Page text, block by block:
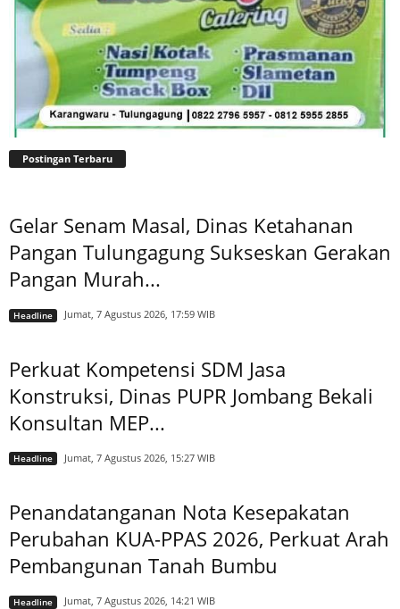
Postingan Terbaru
Gelar Senam Masal, Dinas Ketahanan
Pangan Tulungagung Sukseskan Gerakan
Pangan Murah...
Headline Jumat, 7 Agustus 2026, 17:59 WIB
Perkuat Kompetensi SDM Jasa
Konstruksi, Dinas PUPR Jombang Bekali
Konsultan MEP...
Headline Jumat, 7 Agustus 2026, 15:27 WIB
Penandatanganan Nota Kesepakatan
Perubahan KUA-PPAS 2026, Perkuat Arah
Pembangunan Tanah Bumbu
Headline Jumat, 7 Agustus 2026, 14:21 WIB